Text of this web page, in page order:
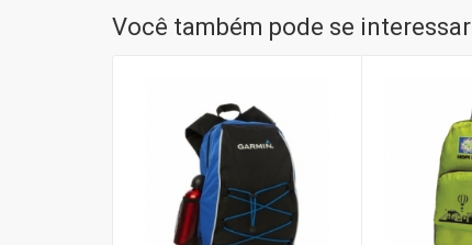
Você também pode se